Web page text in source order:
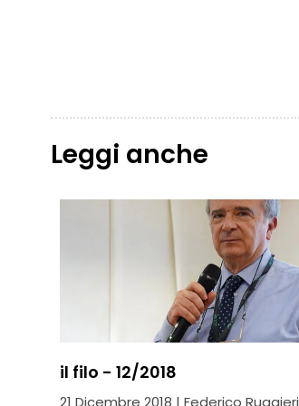
Leggi anche
il filo - 12/2018
21 Dicembre 2018 | Federico Ruggieri